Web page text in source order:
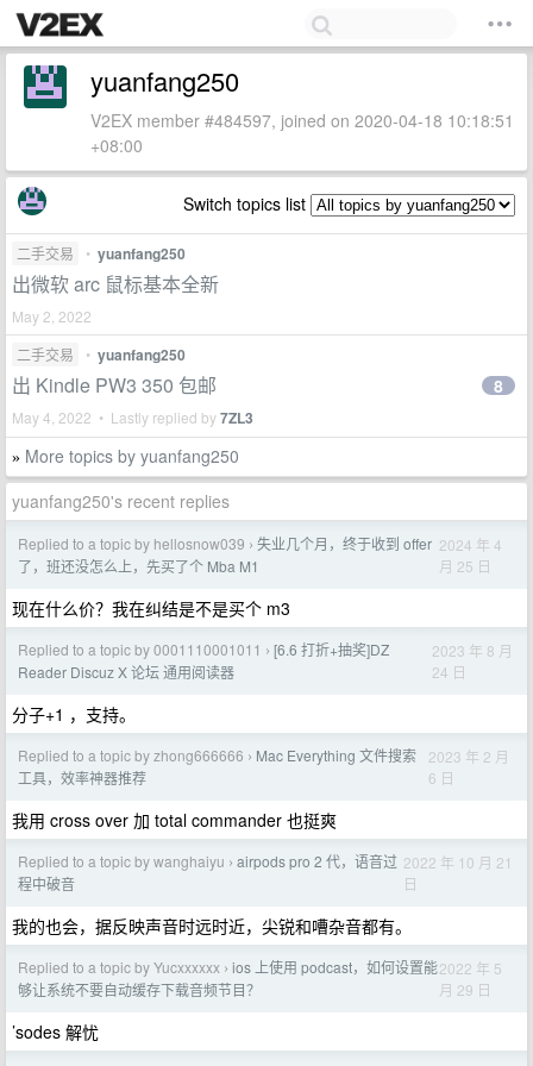
yuanfang250
V2EX member #484597, joined on 2020-04-18 10:18:51
+08:00
Switch topics list
二手交易 • yuanfang250
出微软 arc 鼠标基本全新
May 2, 2022
二手交易
• yuanfang250
出 Kindle PW3 350 包邮
May 4, 2022 • Lastly replied by7ZL3
8
» More topics by yuanfang250
yuanfang250's recent replies
Replied to a topic by hellosnow039 › 失业几个月，终于收到 offer
了，班还没怎么上，先买了个 Mba M1
2024 年 4
月 25 日
现在什么价？我在纠结是不是买个 m3
Replied to a topic by 0001110001011 › [6.6 打折+抽奖]DZ
Reader Discuz X 论坛 通用阅读器
2023 年 8 月
24 日
分子+1 ，支持。
Replied to a topic by zhong666666 › Mac Everything 文件搜索
工具，效率神器推荐
2023 年 2 月
6 日
我用 cross over 加 total commander 也挺爽
Replied to a topic by wanghaiyu › airpods pro 2 代，语音过
程中破音
2022 年 10 月 21
日
我的也会，据反映声音时远时近，尖锐和嘈杂音都有。
Replied to a topic by Yucxxxxxx › ios 上使用 podcast，如何设置能
够让系统不要自动缓存下载音频节目？
2022 年 5
月 29 日
’sodes 解忧